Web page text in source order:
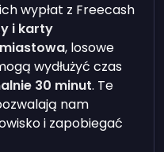
wypłat z Freecash
i karty
, losowe
wydłużyć czas
30 minut. Te
nam
i zapobiegać